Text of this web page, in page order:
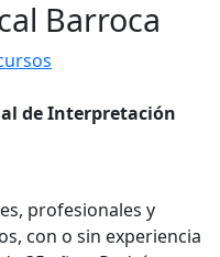
Barroca
profesionales y
con o sin experiencia